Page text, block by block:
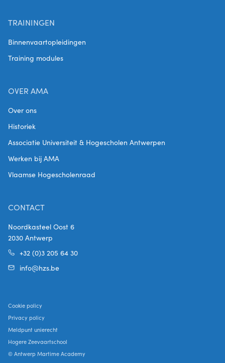
TRAININGEN
Binnenvaartopleidingen
Training modules
OVER AMA
Over ons
Historiek
Associatie Universiteit & Hogescholen Antwerpen
Werken bij AMA
Vlaamse Hogescholenraad
CONTACT
Noordkasteel Oost 6
2030 Antwerp
+32 (0)3 205 64 30
info@hzs.be
Cookie policy
Privacy policy
Meldpunt unierecht
Hogere Zeevaartschool
© Antwerp Martime Academy